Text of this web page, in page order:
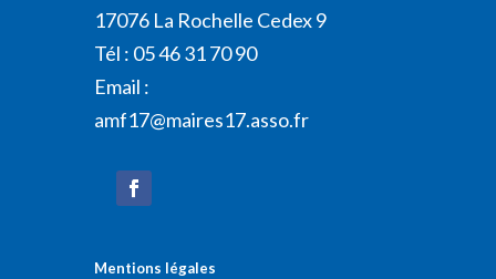
17076 La Rochelle Cedex 9
Tél : 05 46 31 70 90
Email :
amf17@maires17.asso.fr
Mentions légales